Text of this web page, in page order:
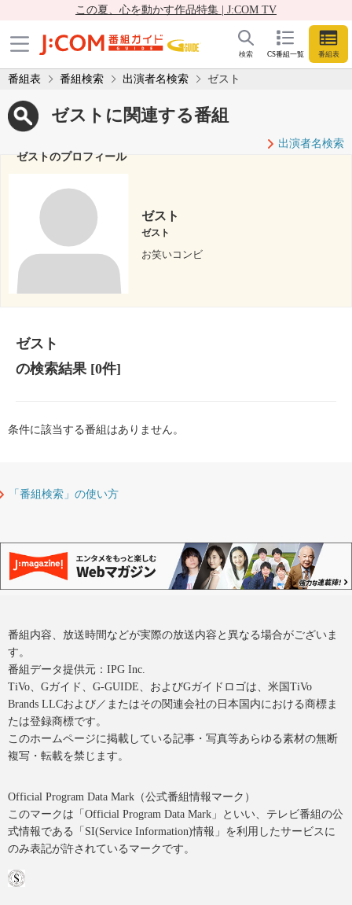
この夏、心を動かす作品特集 | J:COM TV
CS番組一覧 番組表
検索
番組表 番組検索 出演者名検索 ゼスト
ゼストに関連する番組
出演者名検索
ゼストのプロフィール
ゼスト
ゼスト
お笑いコンビ
ゼスト
の検索結果[0件]
条件に該当する番組はありません。
「番組検索」の使い方
番組内容、放送時間などが実際の放送内容と異なる場合がございま
す。
番組データ提供元：IPG Inc.
TiVo、Gガイド、G-GUIDE、およびGガイドロゴは、米国TiVo
Brands LLCおよび／またはその関連会社の日本国内における商標ま
たは登録商標です。
このホームページに掲載している記事・写真等あらゆる素材の無断
複写・転載を禁じます。
Official Program Data Mark（公式番組情報マーク）
このマークは「Official Program Data Mark」といい、テレビ番組の公
式情報である「SI(Service Information)情報」を利用したサービスに
のみ表記が許されているマークです。